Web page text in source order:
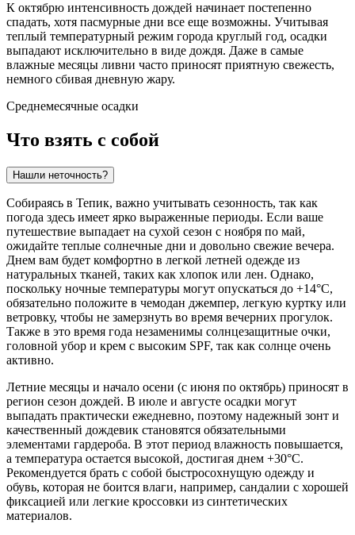
К октябрю интенсивность дождей начинает постепенно
спадать, хотя пасмурные дни все еще возможны. Учитывая
теплый температурный режим города круглый год, осадки
выпадают исключительно в виде дождя. Даже в самые
влажные месяцы ливни часто приносят приятную свежесть,
немного сбивая дневную жару.
Среднемесячные осадки
Что взять с собой
Нашли неточность?
Собираясь в Тепик, важно учитывать сезонность, так как
погода здесь имеет ярко выраженные периоды. Если ваше
путешествие выпадает на сухой сезон с ноября по май,
ожидайте теплые солнечные дни и довольно свежие вечера.
Днем вам будет комфортно в легкой летней одежде из
натуральных тканей, таких как хлопок или лен. Однако,
поскольку ночные температуры могут опускаться до +14°C,
обязательно положите в чемодан джемпер, легкую куртку или
ветровку, чтобы не замерзнуть во время вечерних прогулок.
Также в это время года незаменимы солнцезащитные очки,
головной убор и крем с высоким SPF, так как солнце очень
активно.
Летние месяцы и начало осени (с июня по октябрь) приносят в
регион сезон дождей. В июле и августе осадки могут
выпадать практически ежедневно, поэтому надежный зонт и
качественный дождевик становятся обязательными
элементами гардероба. В этот период влажность повышается,
а температура остается высокой, достигая днем +30°C.
Рекомендуется брать с собой быстросохнущую одежду и
обувь, которая не боится влаги, например, сандалии с хорошей
фиксацией или легкие кроссовки из синтетических
материалов.